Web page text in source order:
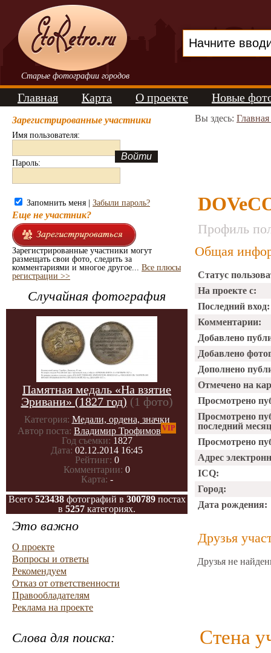
Старые фотографии городов
Главная Карта О проекте Новые
Зарегистрированные участники
Имя пользователя:
Пароль:
Запомнить меня | Забыли пароль?
Еще не участник?
Зарегистрированные участники могут
размещать свои фото, следить за
комментариями и многое другое... Все плюсы
регистрации >>
Случайная фотография
Памятная медаль «На взятие
Эривани» (1827 год) (1 фото)
Категория: Медали, ордена, значки
Автор поста: Владимир Трофимов VIP
Год съемки: 1827
Дата: 02.12.2014 16:45
Рейтинг: 0
Комментарии: 0
Карта: -
Всего 523438фотографий в 300789постах
в 5257 категориях.
Это важно
О проекте
Вопросы и ответы
Рекомендуем
Отказ от ответственности
Правообладателям
Реклама на проекте
Слова для поиска:
Вы здесь:
Профиль
Общая
Статус
На проекте с:
Последний вход:
Комментарии:
Добавлено
Добавлено
Дополнено
Отмечено на
Просмотрено
Просмотрено
последний
Просмотрено
Адрес
ICQ:
Город:
Дата рождения:
Друзья
Друзья не
Стена